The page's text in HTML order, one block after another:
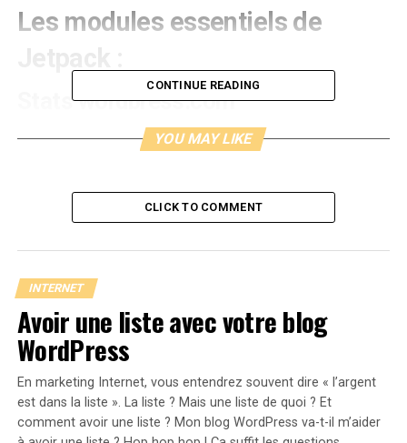
Les modules essentiels de
Stats wordpress.com
Ce module peut satisfaire les débutants ainsi que les
lisible que le bien connu Google Analytics.
Publicize
Publicize est l’outil gain de temps par excellence : il
réseaux sociaux pour y partager instantanément votre
article.
Carrousel
Passionné(e)s de l’image, activez ce module qui vous
CONTINUE READING
YOU MAY LIKE
CLICK TO COMMENT
INTERNET
Avoir une liste avec votre blog
WordPress
En marketing Internet, vous entendrez souvent dire « l’argent
est dans la liste ». La liste ? Mais une liste de quoi ? Et
comment avoir une liste ? Mon blog WordPress va-t-il m’aider